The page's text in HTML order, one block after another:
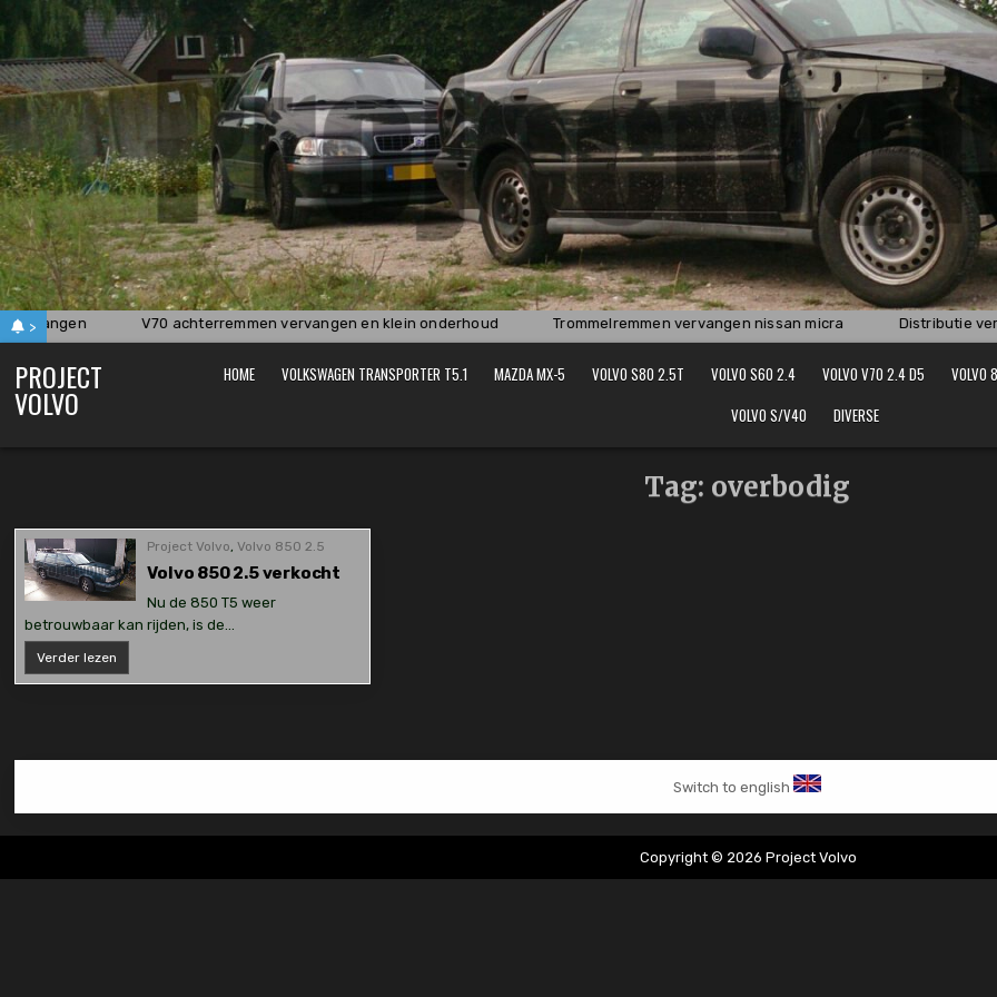
to
content
> V70 achterremmen vervangen en klein onderhoud Trommelremmen vervangen nissan micra Distributie
PROJECT
VOLVO
HOME VOLKSWAGEN TRANSPORTER T5.1 MAZDA MX-5 VOLVO S80 2.5T VOLVO S60 2.4 VOLVO V70 2.4 D5
VOLVO S/V40
DIVERSE
Tag: overbodig
Project Volvo,Volvo 850 2.5
Volvo 850 2.5 verkocht
Nu de 850 T5 weer
betrouwbaar kan rijden, is de…
Verder lezen
850
2.5
Switch to english
Copyright © 2026 Project Volvo